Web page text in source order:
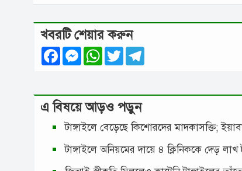
খবরটি শেয়ার করুন
FacebookMessenger
WhatsApp
Twitter
এ বিষয়ে আড়ও পড়ুন
টাঙ্গাইলে বেড়েছে কিশোরদের মাদকাসক্তি;
টাঙ্গাইলে অনিয়মের দায়ে ৪ ক্লিনিককে দেড় লাখ